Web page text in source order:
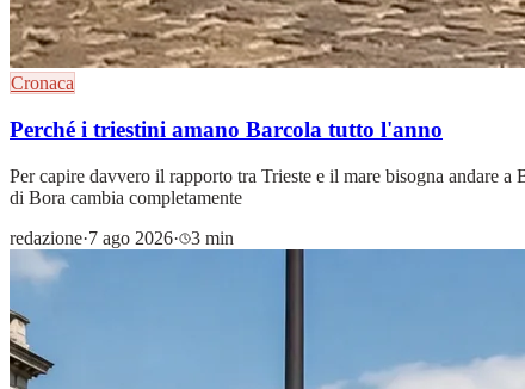
Cronaca
Perché i triestini amano Barcola tutto l'anno
Per capire davvero il rapporto tra Trieste e il mare bisogna andare
di Bora cambia completamente
redazione·7 ago 2026· 3 min